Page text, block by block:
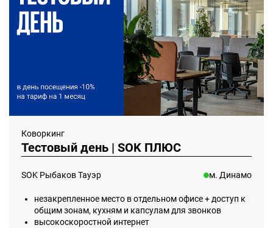
Коворкинг
Тестовый день | SOK ПЛЮС
SOK Рыбаков Тауэр м. Динамо
незакрепленное место в отдельном офисе + доступ к
общим зонам, кухням и капсулам для звонков
высокоскоростной интернет